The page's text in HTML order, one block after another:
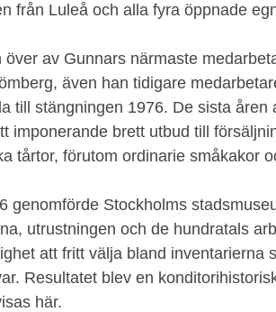
från Luleå och alla fyra öppnade
av Gunnars närmaste
även han tidigare
till stängningen 1976. De sista åren
imponerande brett utbud till
tårtor, förutom ordinarie småkakor
genomförde Stockholms
utrustningen och de hundratals
att fritt välja bland inventarierna
Resultatet blev en
här.